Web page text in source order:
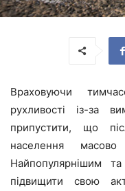
Враховуючи
рухливості із-за
припустити, що
населення
Найпопулярнішим
підвищити свою